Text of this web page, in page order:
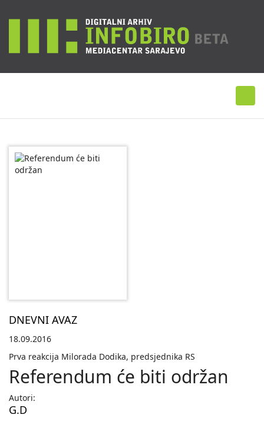
DNEVNI AVAZ
18.09.2016
Prva reakcija Milorada Dodika, predsjednika RS
Referendum će biti održan
Autori:
G.D